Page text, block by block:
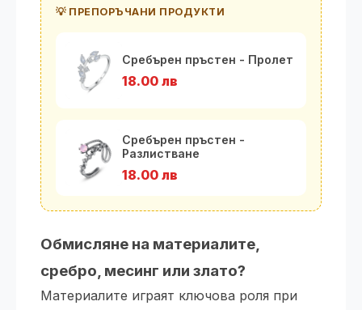
💡 ПРЕПОРЪЧАНИ ПРОДУКТИ
Сребърен пръстен - Пролет
18.00 лв
Сребърен пръстен -
Разлистване
18.00 лв
Обмисляне на материалите,
сребро, месинг или злато?
Материалите играят ключова роля при